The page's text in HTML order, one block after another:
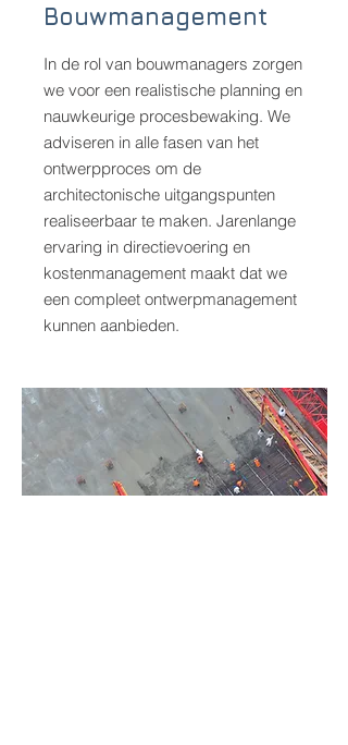
Bouwmanagement
In de rol van bouwmanagers zorgen
we voor een realistische planning en
nauwkeurige procesbewaking. We
adviseren in alle fasen van het
ontwerpproces om de
architectonische uitgangspunten
realiseerbaar te maken. Jarenlange
ervaring in directievoering en
kostenmanagement maakt dat we
een compleet ontwerpmanagement
kunnen aanbieden.